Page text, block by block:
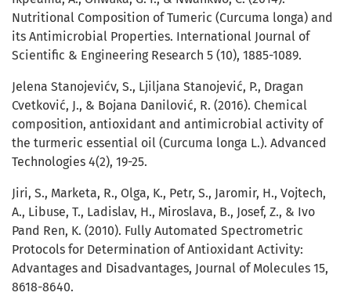
Nutritional Composition of Tumeric (Curcuma longa) and
its Antimicrobial Properties. International Journal of
Scientific & Engineering Research 5 (10), 1885-1089.
Jelena Stanojevićv, S., Ljiljana Stanojević, P., Dragan
Cvetković, J., & Bojana Danilović, R. (2016). Chemical
composition, antioxidant and antimicrobial activity of
the turmeric essential oil (Curcuma longa L.). Advanced
Technologies 4(2), 19-25.
Jiri, S., Marketa, R., Olga, K., Petr, S., Jaromir, H., Vojtech,
A., Libuse, T., Ladislav, H., Miroslava, B., Josef, Z., & Ivo
Pand Ren, K. (2010). Fully Automated Spectrometric
Protocols for Determination of Antioxidant Activity:
Advantages and Disadvantages, Journal of Molecules 15,
8618-8640.